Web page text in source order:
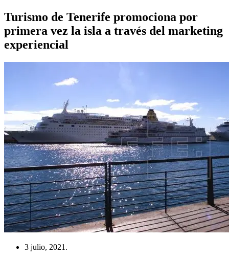
Turismo de Tenerife promociona por
primera vez la isla a través del marketing
experiencial
3 julio, 2021.